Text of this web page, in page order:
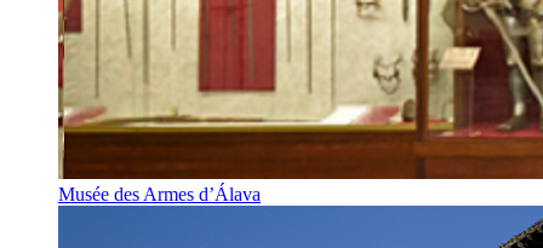
Musée des Armes d’Álava